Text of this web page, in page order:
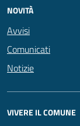
NOVITÀ
Avvisi
Comunicati
Notizie
VIVERE IL COMUNE